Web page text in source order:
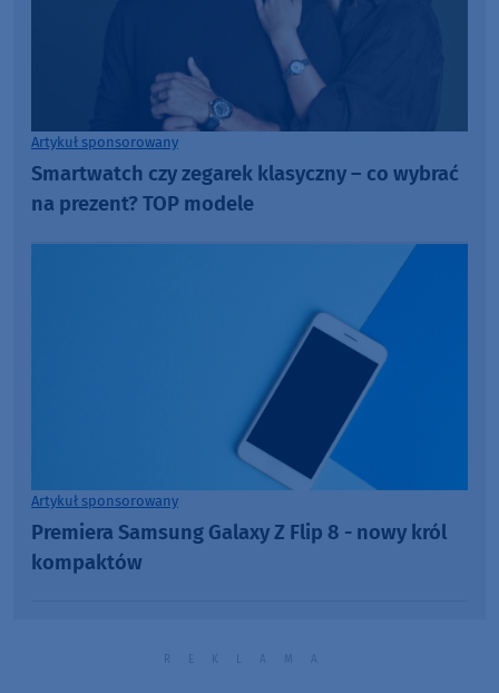
Artykuł sponsorowany
Smartwatch czy zegarek klasyczny – co wybrać
na prezent? TOP modele
Artykuł sponsorowany
Premiera Samsung Galaxy Z Flip 8 - nowy król
kompaktów